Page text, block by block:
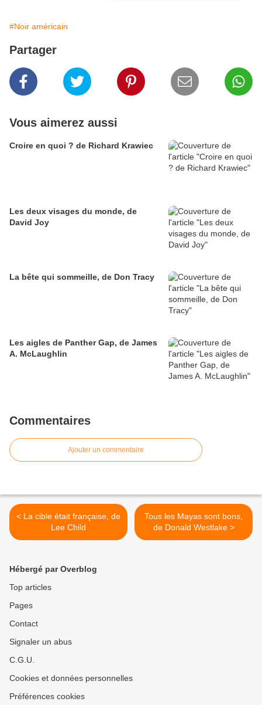
#Noir américain
Partager
Vous aimerez aussi
Croire en quoi ? de Richard Krawiec
Les deux visages du monde, de
David Joy
La bête qui sommeille, de Don Tracy
Les aigles de Panther Gap, de James
A. McLaughlin
Commentaires
Ajouter un commentaire
< La cible était française, de
Lee Child
Tous les Mayas sont bons,
de Donald Westlake >
Hébergé par Overblog
Top articles
Pages
Contact
Signaler un abus
C.G.U.
Cookies et données personnelles
Préférences cookies